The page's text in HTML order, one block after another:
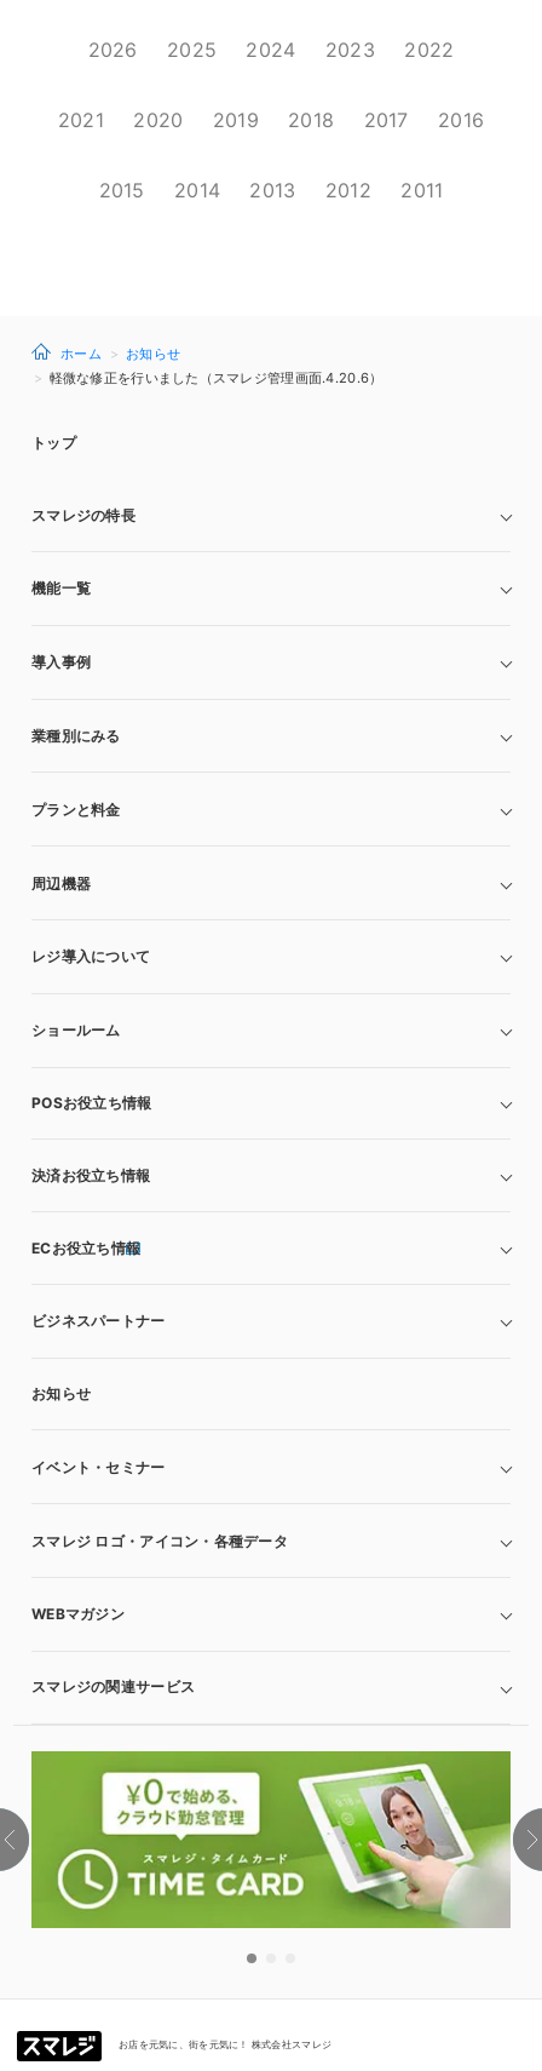
2026 2025 2024 2023 2022
2021 2020 2019 2018 2017 2016
2015 2014 2013 2012 2011
ホーム
お知らせ
軽微な修正を行いました（スマレジ管理画面.4.20.6）
トップ
スマレジの特長
機能一覧
導入事例
業種別にみる
プランと料金
周辺機器
レジ導入について
ショールーム
POSお役立ち情報
決済お役立ち情報
ECお役立ち情報
ビジネスパートナー
お知らせ
イベント・セミナー
スマレジ ロゴ・アイコン・各種データ
WEBマガジン
スマレジの関連サービス
お店を元気に、街を元気に！ 株式会社スマレジ